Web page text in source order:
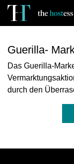
Guerilla-
Das Guerilla-
durch den